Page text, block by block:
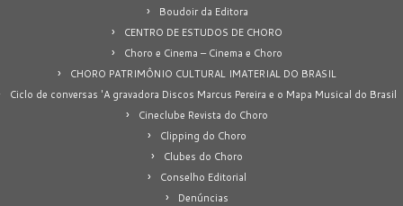
Boudoir da Editora
CENTRO DE ESTUDOS DE CHORO
Choro e Cinema – Cinema e Choro
CHORO PATRIMÔNIO CULTURAL IMATERIAL DO BRASIL
Ciclo de conversas 'A gravadora Discos Marcus Pereira e o Mapa Musical do Brasil
Cineclube Revista do Choro
Clipping do Choro
Clubes do Choro
Conselho Editorial
Denúncias